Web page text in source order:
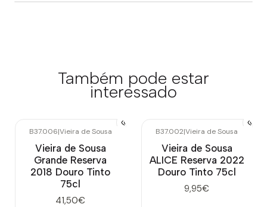
Também pode estar
interessado
B37.006|Vieira de Sousa
Vieira de Sousa
Grande Reserva
2018 Douro Tinto
75cl
41,50€
B37.002|Vieira de Sousa
Vieira de Sousa
ALICE Reserva 2022
Douro Tinto 75cl
9,95€